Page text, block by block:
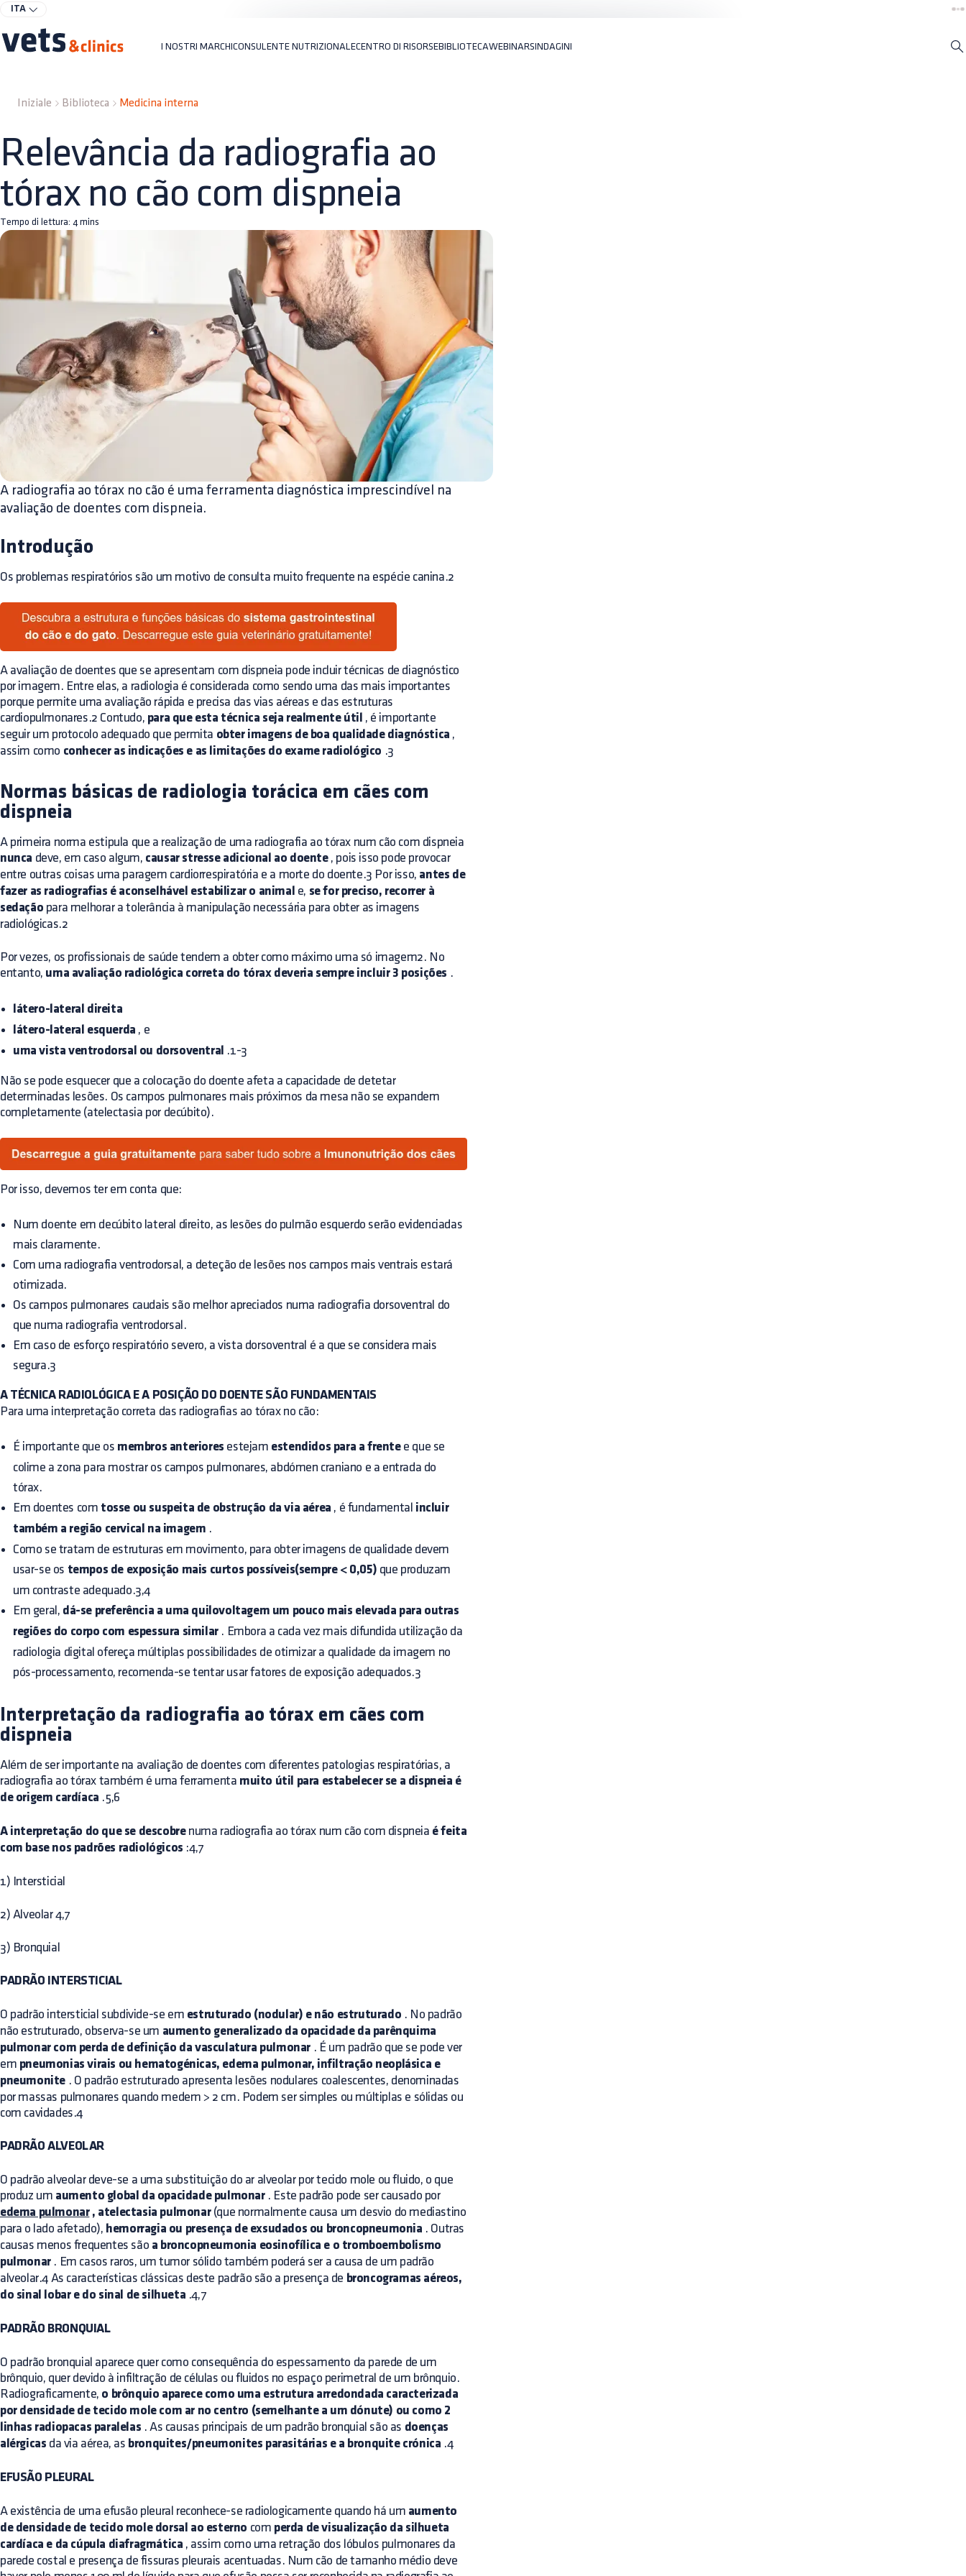
ITA
I NOSTRI MARCHICONSULENTE NUTRIZIONALECENTRO DI RISORSEBIBLIOTECAWEBINARSINDAGINI
Iniziale Biblioteca Medicina interna
Relevância da radiografia ao
tórax no cão com dispneia
Tempo di lettura: 4 mins
A radiografia ao tórax no cão é uma ferramenta diagnóstica imprescindível na
avaliação de doentes com dispneia.
Introdução
Os problemas respiratórios são um motivo de consulta muito frequente na espécie canina.2
A avaliação de doentes que se apresentam com dispneia pode incluir técnicas de diagnóstico
por imagem. Entre elas, a radiologia é considerada como sendo uma das mais importantes
porque permite uma avaliação rápida e precisa das vias aéreas e das estruturas
cardiopulmonares.2 Contudo, para que esta técnica seja realmente útil , é importante
seguir um protocolo adequado que permita obter imagens de boa qualidade diagnóstica ,
assim como conhecer as indicações e as limitações do exame radiológico .3
Normas básicas de radiologia torácica em cães com
dispneia
A primeira norma estipula que a realização de uma radiografia ao tórax num cão com dispneia
nunca deve, em caso algum, causar stresse adicional ao doente, pois isso pode provocar
entre outras coisas uma paragem cardiorrespiratória e a morte do doente.3 Por isso, antes de
fazer as radiografias é aconselhável estabilizar o animal e, se for preciso, recorrer à
sedação para melhorar a tolerância à manipulação necessária para obter as imagens
radiológicas.2
Por vezes, os profissionais de saúde tendem a obter como máximo uma só imagem2. No
entanto, uma avaliação radiológica correta do tórax deveria sempre incluir 3 posições .
látero-lateral direita
látero-lateral esquerda , e
uma vista ventrodorsal ou dorsoventral .1-3
Não se pode esquecer que a colocação do doente afeta a capacidade de detetar
determinadas lesões. Os campos pulmonares mais próximos da mesa não se expandem
completamente (atelectasia por decúbito).
Por isso, devemos ter em conta que:
Num doente em decúbito lateral direito, as lesões do pulmão esquerdo serão evidenciadas
mais claramente.
Com uma radiografia ventrodorsal, a deteção de lesões nos campos mais ventrais estará
otimizada.
Os campos pulmonares caudais são melhor apreciados numa radiografia dorsoventral do
que numa radiografia ventrodorsal.
Em caso de esforço respiratório severo, a vista dorsoventral é a que se considera mais
segura.3
A TÉCNICA RADIOLÓGICA E A POSIÇÃO DO DOENTE SÃO FUNDAMENTAIS
Para uma interpretação correta das radiografias ao tórax no cão:
É importante que os membros anteriores estejam estendidos para a frentee que se
colime a zona para mostrar os campos pulmonares, abdómen craniano e a entrada do
tórax.
Em doentes com tosse ou suspeita de obstrução da via aérea , é fundamental incluir
também a região cervical na imagem .
Como se tratam de estruturas em movimento, para obter imagens de qualidade devem
usar-se os tempos de exposição mais curtos possíveis(sempre < 0,05) que produzam
um contraste adequado.3,4
Em geral, dá-se preferência a uma quilovoltagem um pouco mais elevada para outras
regiões do corpo com espessura similar. Embora a cada vez mais difundida utilização da
radiologia digital ofereça múltiplas possibilidades de otimizar a qualidade da imagem no
pós-processamento, recomenda-se tentar usar fatores de exposição adequados.3
Interpretação da radiografia ao tórax em cães com
dispneia
Além de ser importante na avaliação de doentes com diferentes patologias respiratórias, a
radiografia ao tórax também é uma ferramenta muito útil para estabelecer se a dispneia é
de origem cardíaca .5,6
A interpretação do que se descobrenuma radiografia ao tórax num cão com dispneia é feita
com base nos padrões radiológicos :4,7
1) Intersticial
2) Alveolar 4,7
3) Bronquial
PADRÃO INTERSTICIAL
O padrão intersticial subdivide-se em estruturado (nodular) e não estruturado . No padrão
não estruturado, observa-se um aumento generalizado da opacidade da parênquima
pulmonar com perda de definição da vasculatura pulmonar . É um padrão que se pode ver
em pneumonias virais ou hematogénicas, edema pulmonar, infiltração neoplásica e
pneumonite . O padrão estruturado apresenta lesões nodulares coalescentes, denominadas
por massas pulmonares quando medem > 2 cm. Podem ser simples ou múltiplas e sólidas ou
com cavidades.4
PADRÃO ALVEOLAR
O padrão alveolar deve-se a uma substituição do ar alveolar por tecido mole ou fluido, o que
produz um aumento global da opacidade pulmonar. Este padrão pode ser causado por
edema pulmonar, atelectasia pulmonar(que normalmente causa um desvio do mediastino
para o lado afetado), hemorragia ou presença de exsudados ou broncopneumonia . Outras
causas menos frequentes são a broncopneumonia eosinofílica e o tromboembolismo
pulmonar. Em casos raros, um tumor sólido também poderá ser a causa de um padrão
alveolar.4 As características clássicas deste padrão são a presença de broncogramas aéreos,
do sinal lobar e do sinal de silhueta .4,7
PADRÃO BRONQUIAL
O padrão bronquial aparece quer como consequência do espessamento da parede de um
brônquio, quer devido à infiltração de células ou fluidos no espaço perimetral de um brônquio.
Radiograficamente, o brônquio aparece como uma estrutura arredondada caracterizada
por densidade de tecido mole com ar no centro (semelhante a um dónute) ou como 2
linhas radiopacas paralelas . As causas principais de um padrão bronquial são as doenças
alérgicas da via aérea, as bronquites/pneumonites parasitárias e a bronquite crónica .4
EFUSÃO PLEURAL
A existência de uma efusão pleural reconhece-se radiologicamente quando há um aumento
de densidade de tecido mole dorsal ao esterno com perda de visualização da silhueta
cardíaca e da cúpula diafragmática , assim como uma retração dos lóbulos pulmonares da
parede costal e presença de fissuras pleurais acentuadas. Num cão de tamanho médio deve